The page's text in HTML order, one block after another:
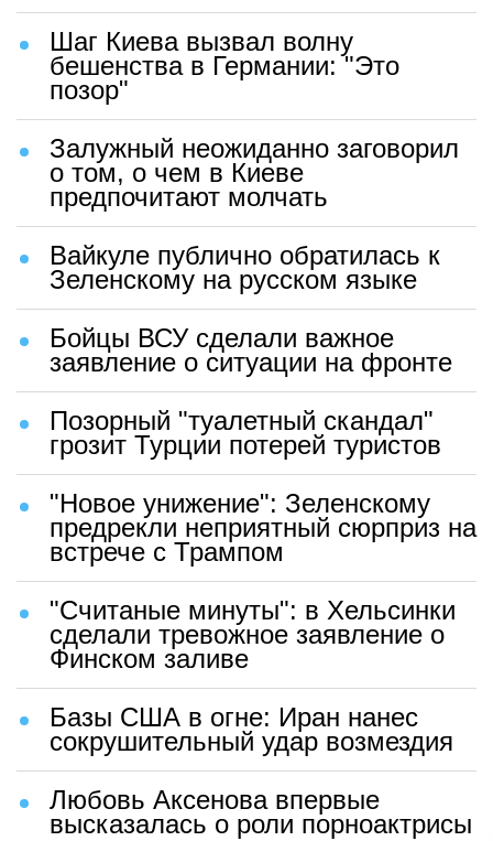
Шаг Киева вызвал волну
бешенства в Германии: "Это
позор"
Залужный неожиданно заговорил
о том, о чем в Киеве
предпочитают молчать
Вайкуле публично обратилась к
Зеленскому на русском языке
Бойцы ВСУ сделали важное
заявление о ситуации на фронте
Позорный "туалетный скандал"
грозит Турции потерей туристов
"Новое унижение": Зеленскому
предрекли неприятный сюрприз на
встрече с Трампом
"Считаные минуты": в Хельсинки
сделали тревожное заявление о
Финском заливе
Базы США в огне: Иран нанес
сокрушительный удар возмездия
Любовь Аксенова впервые
высказалась о роли порноактрисы